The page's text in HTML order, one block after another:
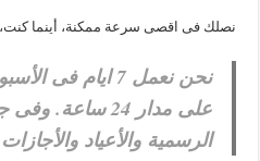
نصلك فى اقصى سرعة ممكنة، أينما
على مدار 24
الرسمية والأعياد